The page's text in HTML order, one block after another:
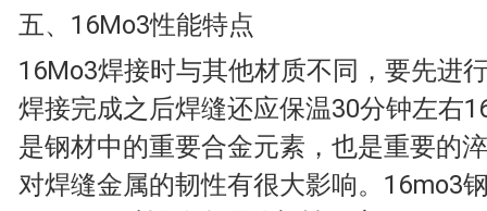
五、16Mo3性能特点
16Mo3焊接时与其他材质不同，要先进
焊接完成之后焊缝还应保温30分钟左右
是钢材中的重要合金元素，也是重要的
对焊缝金属的韧性有很大影响。16mo3